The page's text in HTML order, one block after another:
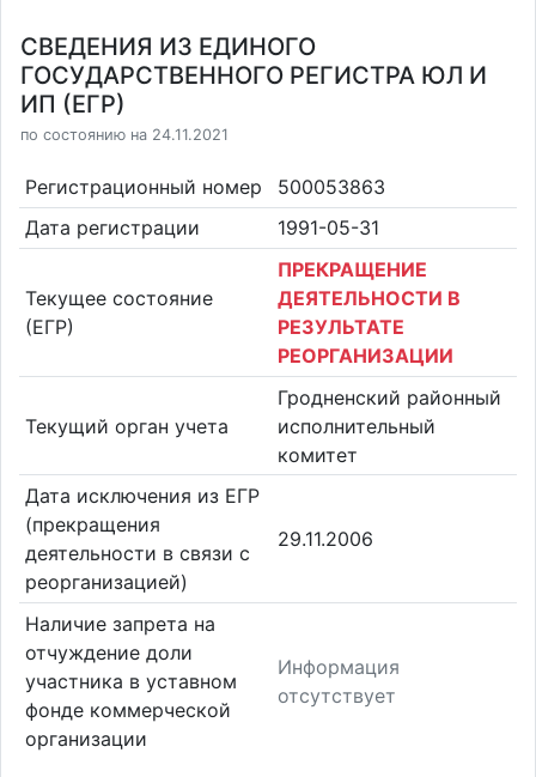
СВЕДЕНИЯ ИЗ ЕДИНОГО
ГОСУДАРСТВЕННОГО РЕГИСТРА ЮЛ И
ИП (ЕГР)
по состоянию на 24.11.2021
Регистрационный номер
500053863
Дата регистрации
1991-05-31
Текущее состояние
(ЕГР)
ПРЕКРАЩЕНИЕ
ДЕЯТЕЛЬНОСТИ В
РЕЗУЛЬТАТЕ
РЕОРГАНИЗАЦИИ
Текущий орган учета
Гродненский районный
исполнительный
комитет
Дата исключения из ЕГР
(прекращения
деятельности в связи с
реорганизацией)
29.11.2006
Наличие запрета на
отчуждение доли
участника в уставном
фонде коммерческой
организации
Информация
отсутствует